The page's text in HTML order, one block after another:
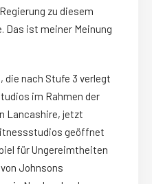
zu diesem
Das ist meiner Meinung
die nach Stufe 3 verlegt
im Rahmen der
Lancashire, jetzt
geöffnet
für Ungereimtheiten
Johnsons